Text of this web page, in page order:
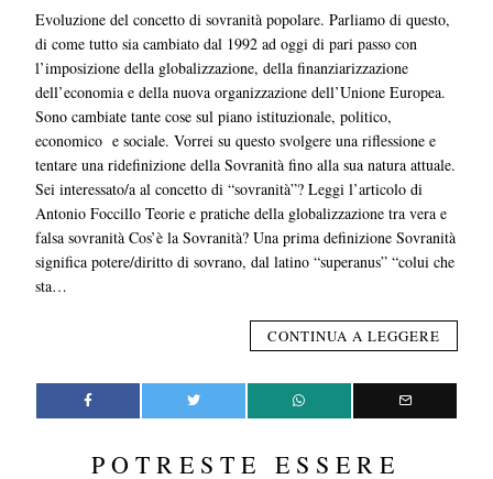
Evoluzione del concetto di sovranità popolare. Parliamo di questo,
di come tutto sia cambiato dal 1992 ad oggi di pari passo con
l’imposizione della globalizzazione, della finanziarizzazione
dell’economia e della nuova organizzazione dell’Unione Europea.
Sono cambiate tante cose sul piano istituzionale, politico,
economico e sociale. Vorrei su questo svolgere una riflessione e
tentare una ridefinizione della Sovranità fino alla sua natura attuale.
Sei interessato/a al concetto di “sovranità”? Leggi l’articolo di
Antonio Foccillo Teorie e pratiche della globalizzazione tra vera e
falsa sovranità Cos’è la Sovranità? Una prima definizione Sovranità
significa potere/diritto di sovrano, dal latino “superanus” “colui che
sta…
CONTINUA A LEGGERE
POTRESTE ESSERE